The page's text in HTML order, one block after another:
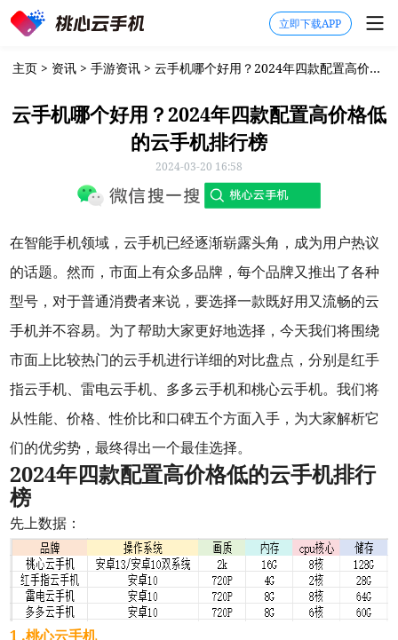
立即下载APP
主页 > 资讯 >手游资讯 >云手机哪个好用？2024年四款配置高价格低的云手机排行榜
云手机哪个好用？2024年四款配置高价格低
的云手机排行榜
2024-03-20 16:58
在智能手机领域，云手机已经逐渐崭露头角，成为用户热议
的话题。然而，市面上有众多品牌，每个品牌又推出了各种
型号，对于普通消费者来说，要选择一款既好用又流畅的云
手机并不容易。为了帮助大家更好地选择，今天我们将围绕
市面上比较热门的云手机进行详细的对比盘点，分别是红手
指云手机、雷电云手机、多多云手机和桃心云手机。我们将
从性能、价格、性价比和口碑五个方面入手，为大家解析它
们的优劣势，最终得出一个最佳选择。
2024年四款配置高价格低的云手机排行
榜
先上数据：
1 .桃心云手机